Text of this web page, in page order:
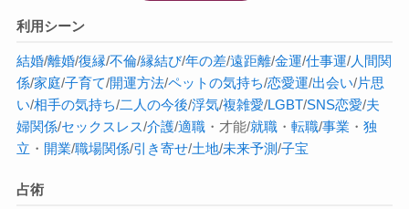
利用シーン
結婚/離婚/復縁/不倫/縁結び/年の差/遠距離/金運/仕事運/人間関
係/家庭/子育て/開運方法/ペットの気持ち/恋愛運/出会い/片思
い/相手の気持ち/二人の今後/浮気/複雑愛/LGBT/SNS恋愛/夫
婦関係/セックスレス/介護/適職・才能/就職・ 転職/事業 ・ 独
立 ・ 開業/職場関係/引き寄せ/土地/未来予測/子宝
占術